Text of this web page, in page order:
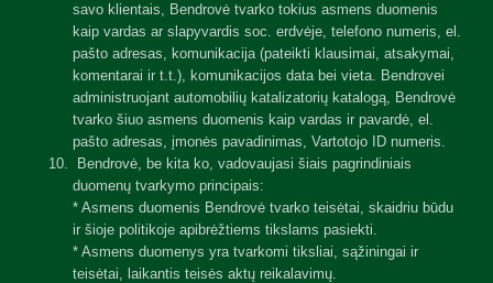
savo klientais, Bendrovė tvarko tokius asmens duomenis
kaip vardas ar slapyvardis soc. erdvėje, telefono numeris, el.
pašto adresas, komunikacija (pateikti klausimai, atsakymai,
komentarai ir t.t.), komunikacijos data bei vieta. Bendrovei
administruojant automobilių katalizatorių katalogą, Bendrovė
tvarko šiuo asmens duomenis kaip vardas ir pavardė, el.
pašto adresas, įmonės pavadinimas, Vartotojo ID numeris.
Bendrovė, be kita ko, vadovaujasi šiais pagrindiniais
duomenų tvarkymo principais:
* Asmens duomenis Bendrovė tvarko teisėtai, skaidriu būdu
ir šioje politikoje apibrėžtiems tikslams pasiekti.
* Asmens duomenys yra tvarkomi tiksliai, sąžiningai ir
teisėtai, laikantis teisės aktų reikalavimų.